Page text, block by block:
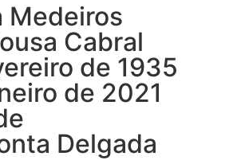
Medeiros
Cabral
de 1935
de 2021
Delgada